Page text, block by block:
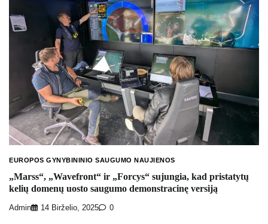
EUROPOS GYNYBININIO SAUGUMO NAUJIENOS
„Marss“, „Wavefront“ ir „Forcys“ sujungia, kad pristatytų
kelių domenų uosto saugumo demonstracinę versiją
Admin 14 Birželio, 2025 0